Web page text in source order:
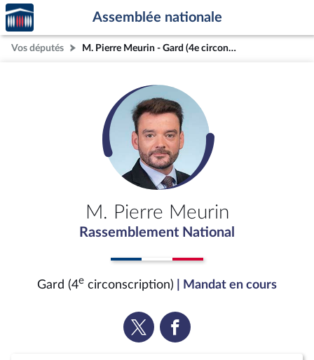
Aller au contenu
Aller en bas de la page
Accèder
à la
page
d'accueil
Assemblée nationale
Vos députés M. Pierre Meurin - Gard (4e circonscription)
M. Pierre Meurin
Rassemblement National
Gard (4e circonscription) | Mandat en cours
Voir
la
Voir
la